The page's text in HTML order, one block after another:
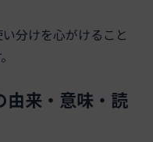
分けを心がけること
来・意味・読